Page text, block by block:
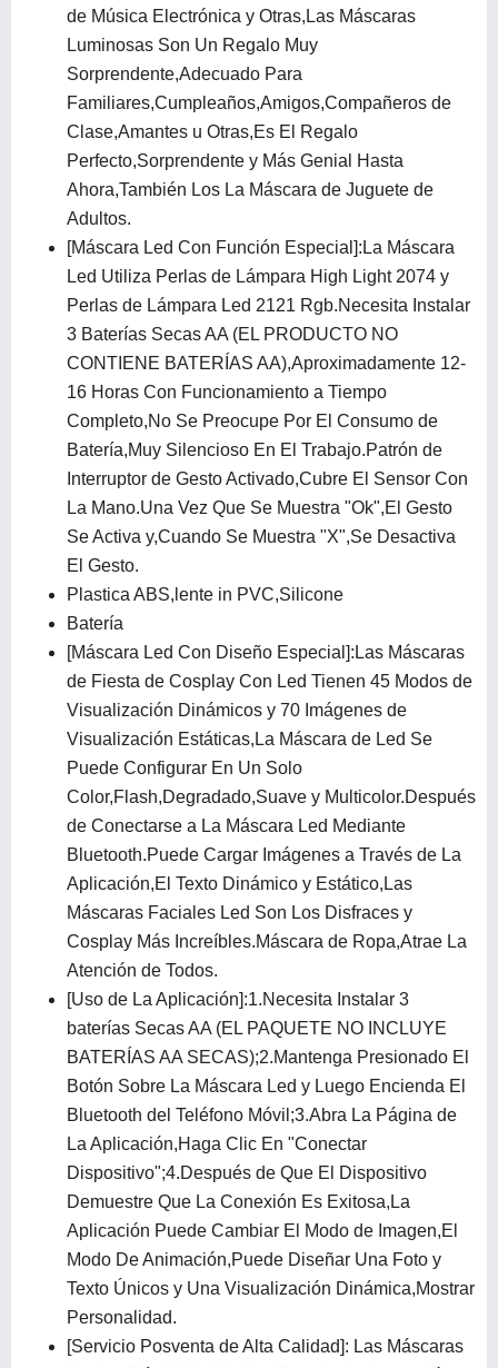
de Música Electrónica y Otras,Las Máscaras
Luminosas Son Un Regalo Muy
Sorprendente,Adecuado Para
Familiares,Cumpleaños,Amigos,Compañeros de
Clase,Amantes u Otras,Es El Regalo
Perfecto,Sorprendente y Más Genial Hasta
Ahora,También Los La Máscara de Juguete de
Adultos.
[Máscara Led Con Función Especial]:La Máscara
Led Utiliza Perlas de Lámpara High Light 2074 y
Perlas de Lámpara Led 2121 Rgb.Necesita Instalar
3 Baterías Secas AA (EL PRODUCTO NO
CONTIENE BATERÍAS AA),Aproximadamente 12-
16 Horas Con Funcionamiento a Tiempo
Completo,No Se Preocupe Por El Consumo de
Batería,Muy Silencioso En El Trabajo.Patrón de
Interruptor de Gesto Activado,Cubre El Sensor Con
La Mano.Una Vez Que Se Muestra "Ok",El Gesto
Se Activa y,Cuando Se Muestra "X",Se Desactiva
El Gesto.
Plastica ABS,lente in PVC,Silicone
Batería
[Máscara Led Con Diseño Especial]:Las Máscaras
de Fiesta de Cosplay Con Led Tienen 45 Modos de
Visualización Dinámicos y 70 Imágenes de
Visualización Estáticas,La Máscara de Led Se
Puede Configurar En Un Solo
Color,Flash,Degradado,Suave y Multicolor.Después
de Conectarse a La Máscara Led Mediante
Bluetooth.Puede Cargar Imágenes a Través de La
Aplicación,El Texto Dinámico y Estático,Las
Máscaras Faciales Led Son Los Disfraces y
Cosplay Más Increíbles.Máscara de Ropa,Atrae La
Atención de Todos.
[Uso de La Aplicación]:1.Necesita Instalar 3
baterías Secas AA (EL PAQUETE NO INCLUYE
BATERÍAS AA SECAS);2.Mantenga Presionado El
Botón Sobre La Máscara Led y Luego Encienda El
Bluetooth del Teléfono Móvil;3.Abra La Página de
La Aplicación,Haga Clic En "Conectar
Dispositivo";4.Después de Que El Dispositivo
Demuestre Que La Conexión Es Exitosa,La
Aplicación Puede Cambiar El Modo de Imagen,El
Modo De Animación,Puede Diseñar Una Foto y
Texto Únicos y Una Visualización Dinámica,Mostrar
Personalidad.
[Servicio Posventa de Alta Calidad]: Las Máscaras